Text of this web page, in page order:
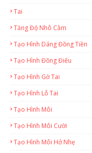
Tai
Tăng Độ Nhô Cằm
Tạo Hình Dáng Đồng Tiền
Tạo Hình Đồng Điếu
Tạo Hình Gờ Tai
Tạo Hình Lỗ Tai
Tạo Hình Môi
Tạo Hình Môi Cười
Tạo Hình Môi Hở Nhẹ